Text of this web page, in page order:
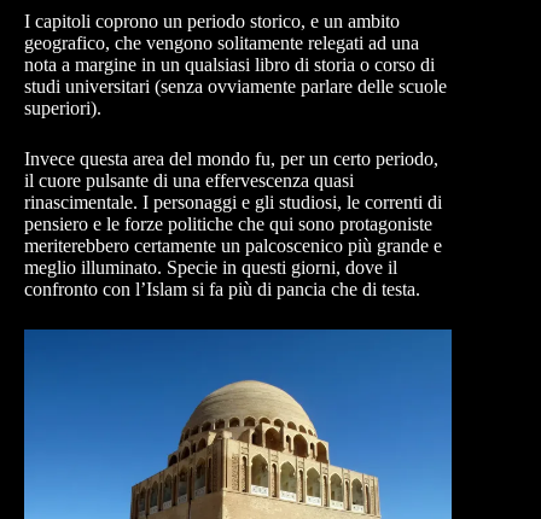
I capitoli coprono un periodo storico, e un ambito
geografico, che vengono solitamente relegati ad una
nota a margine in un qualsiasi libro di storia o corso di
studi universitari (senza ovviamente parlare delle scuole
superiori).
Invece questa area del mondo fu, per un certo periodo,
il cuore pulsante di una effervescenza quasi
rinascimentale. I personaggi e gli studiosi, le correnti di
pensiero e le forze politiche che qui sono protagoniste
meriterebbero certamente un palcoscenico più grande e
meglio illuminato. Specie in questi giorni, dove il
confronto con l’Islam si fa più di pancia che di testa.